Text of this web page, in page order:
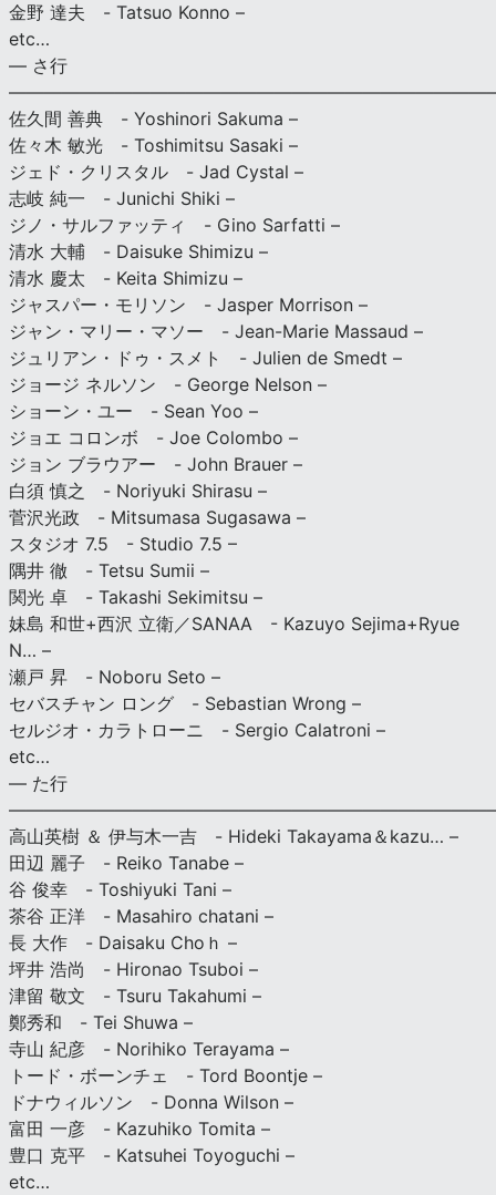
金野 達夫 - Tatsuo Konno –
etc…
— さ行
佐久間 善典 - Yoshinori Sakuma –
佐々木 敏光 - Toshimitsu Sasaki –
ジェド・クリスタル - Jad Cystal –
志岐 純一 - Junichi Shiki –
ジノ・サルファッティ - Gino Sarfatti –
清水 大輔 - Daisuke Shimizu –
清水 慶太 - Keita Shimizu –
ジャスパー・モリソン - Jasper Morrison –
ジャン・マリー・マソー - Jean-Marie Massaud –
ジュリアン・ドゥ・スメト - Julien de Smedt –
ジョージ ネルソン - George Nelson –
ショーン・ユー - Sean Yoo –
ジョエ コロンボ - Joe Colombo –
ジョン ブラウアー - John Brauer –
白須 慎之 - Noriyuki Shirasu –
菅沢光政 - Mitsumasa Sugasawa –
スタジオ 7.5 - Studio 7.5 –
隅井 徹 - Tetsu Sumii –
関光 卓 - Takashi Sekimitsu –
妹島 和世+西沢 立衛／SANAA - Kazuyo Sejima+Ryue
N… –
瀬戸 昇 - Noboru Seto –
セバスチャン ロング - Sebastian Wrong –
セルジオ・カラトローニ - Sergio Calatroni –
etc…
— た行
高山英樹 ＆ 伊与木一吉 - Hideki Takayama＆kazu… –
田辺 麗子 - Reiko Tanabe –
谷 俊幸 - Toshiyuki Tani –
茶谷 正洋 - Masahiro chatani –
長 大作 - Daisaku Choｈ –
坪井 浩尚 - Hironao Tsuboi –
津留 敬文 - Tsuru Takahumi –
鄭秀和 - Tei Shuwa –
寺山 紀彦 - Norihiko Terayama –
トード・ボーンチェ - Tord Boontje –
ドナウィルソン - Donna Wilson –
富田 一彦 - Kazuhiko Tomita –
豊口 克平 - Katsuhei Toyoguchi –
etc…